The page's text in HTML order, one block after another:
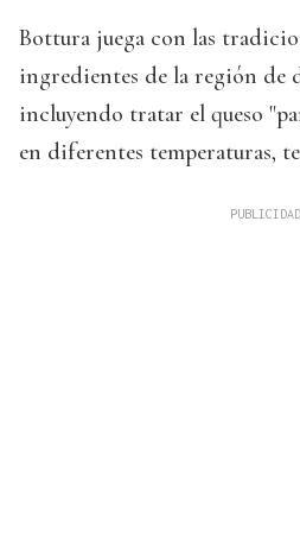
Bottura juega con las
ingredientes de la región de
incluyendo tratar el queso
en diferentes temperaturas,